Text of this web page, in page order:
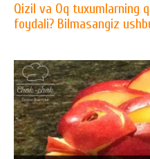
Qizil va Oq tuxumlarning
foydali? Bilmasangiz